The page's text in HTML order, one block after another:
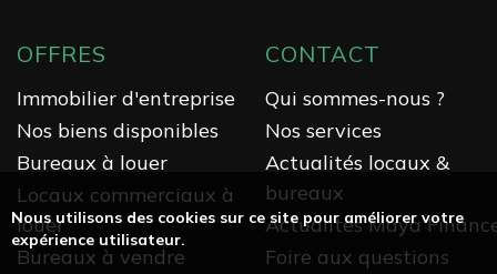
OFFRES
Immobilier d'entreprise
Nos biens disponibles
Bureaux à louer
Locaux commerciaux à
louer
Bureaux à vendre
CONTACT
Qui sommes-nous ?
Nos services
Actualités locaux &
bureaux
Actualités Maya
Foire aux questions
Nous utilisons des cookies sur ce site pour améliorer votre
expérience utilisateur.